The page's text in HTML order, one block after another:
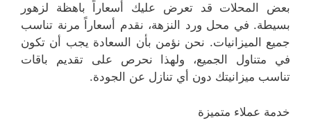
بعض المحلات قد تعرض عليك أسعاراً باهظة لزهور
بسيطة. في محل ورد النزهة، نقدم أسعاراً مرنة تناسب
جميع الميزانيات. نحن نؤمن بأن السعادة يجب أن تكون
في متناول الجميع، ولهذا نحرص على تقديم باقات
تناسب ميزانيتك دون أي تنازل عن الجودة.
خدمة عملاء متميزة